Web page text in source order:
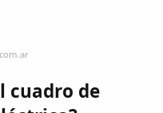
cuadro de